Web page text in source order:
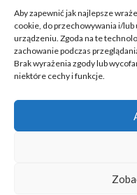
Aby zapewnić jak najlepsze
cookie, do przechowywania i/
urządzeniu. Zgoda na te
zachowanie podczas
Brak wyrażenia zgody lub
niektóre cechy i funkcje.